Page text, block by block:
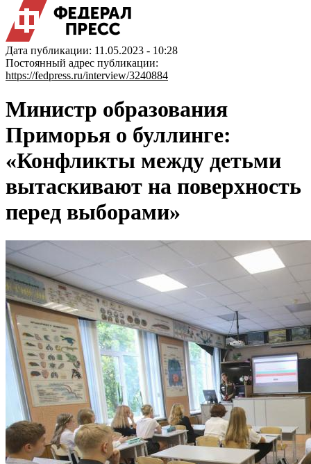
Дата публикации: 11.05.2023 - 10:28
Постоянный адрес публикации:
https://fedpress.ru/interview/3240884
Министр образования
Приморья о буллинге:
«Конфликты между детьми
вытаскивают на поверхность
перед выборами»